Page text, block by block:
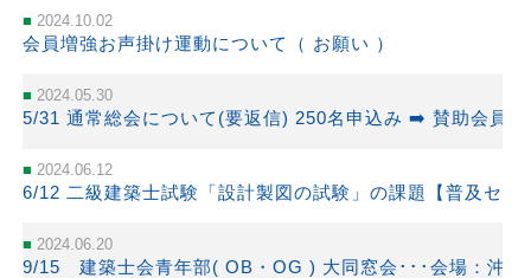
2024.10.02
会員増強お声掛け運動について（ お願い ）
2024.05.30
5/31 通常総会について(要返信) 250名申込み ➡️ 賛助会員は
2024.06.12
6/12 二級建築士試験「設計製図の試験」の課題【普及セン
2024.06.20
9/15 建築士会青年部( OB・OG ) 大同窓会･･･会場：沖縄